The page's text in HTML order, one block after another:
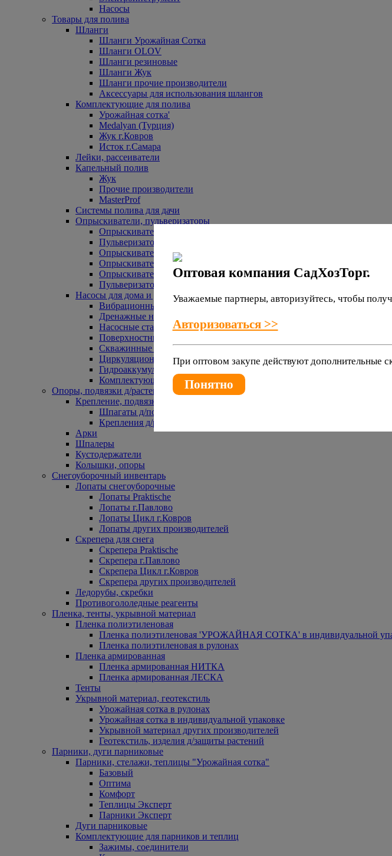
Насосы
Товары для полива
Шланги
Шланги Урожайная Сотка
Шланги OLOV
Шланги резиновые
Шланги Жук
Шланги прочие производители
Аксессуары для использования шлангов
Комплектующие для полива
Урожайная сотка'
Medalyan (Турция)
Жук г.Ковров
Исток г.Самара
Лейки, рассеиватели
Капельный полив
Жук
Прочие производители
MasterProf
Системы полива для дачи
Опрыскиватели, пульверизаторы
Опрыскиватели аккумуляторные
Пульверизаторы прочие
Опрыскиватели Урожайная сотка
Опрыскиватели Жук
Опрыскиватели прочие
Пульверизаторы Урожайная сотка
Насосы для дома и дачи
Вибрационные насосы
Дренажные насосы
Насосные станции
Поверхностные насосы
Скважинные насосы
Циркуляционные насосы
Гидроаккумуляторы и расширительные баки
Комплектующие к насосам
Опоры, подвязки д/растений
Крепление, подвязки д/растений
Шпагаты д/подвязки растений
Крепления д/растений
Арки
Шпалеры
Кустодержатели
Колышки, опоры
Снегоуборочный инвентарь
Лопаты снегоуборочные
Лопаты Praktische
Лопаты г.Павлово
Лопаты Цикл г.Ковров
Лопаты других производителей
Скрепера для снега
Скрепера Praktische
Скрепера г.Павлово
Скрепера Цикл г.Ковров
Скрепера других производителей
Ледорубы, скребки
Противогололедные реагенты
Пленка, тенты, укрывной материал
Пленка полиэтиленовая
Пленка полиэтиленовая 'УРОЖАЙНАЯ СОТКА' в индивидуальной
Пленка полиэтиленовая в рулонах
Пленка армированная
Пленка армированная НИТКА
Пленка армированная ЛЕСКА
Тенты
Укрывной материал, геотекстиль
Урожайная сотка в рулонах
Урожайная сотка в индивидуальной упаковке
Укрывной материал других производителей
Геотекстиль, изделия д/защиты растений
Парники, дуги парниковые
Парники, стелажи, теплицы "Урожайная сотка"
Базовый
Оптима
Комфорт
Теплицы Эксперт
Парники Эксперт
Дуги парниковые
Комплектующие для парников и теплиц
Зажимы, соединители
Оптовая компания СадХозТорг.
Уважаемые партнеры, авторизуйтесь, чтобы
Авторизоваться >>
При оптовом закупе действуют дополнительные
Понятно